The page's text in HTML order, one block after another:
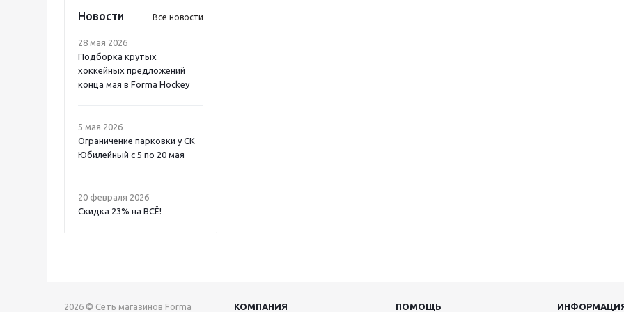
Новости Все новости
28 мая 2026
Подборка крутых
хоккейных предложений
конца мая в Forma Hockey
5 мая 2026
Ограничение парковки у СК
Юбилейный с 5 по 20 мая
20 февраля 2026
Скидка 23% на ВСË!
2026 © Сеть магазинов Forma КОМПАНИЯ ПОМОЩЬ